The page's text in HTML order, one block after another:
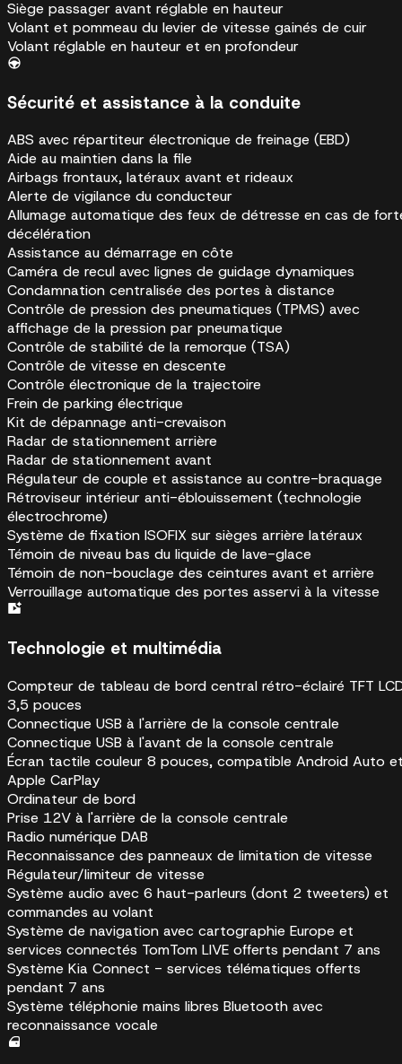
Siège passager avant réglable en hauteur
Volant et pommeau du levier de vitesse gainés de cuir
Volant réglable en hauteur et en profondeur
Sécurité et assistance à la conduite
ABS avec répartiteur électronique de freinage (EBD)
Aide au maintien dans la file
Airbags frontaux, latéraux avant et rideaux
Alerte de vigilance du conducteur
Allumage automatique des feux de détresse en cas de
décélération
Assistance au démarrage en côte
Caméra de recul avec lignes de guidage dynamiques
Condamnation centralisée des portes à distance
Contrôle de pression des pneumatiques (TPMS) avec
affichage de la pression par pneumatique
Contrôle de stabilité de la remorque (TSA)
Contrôle de vitesse en descente
Contrôle électronique de la trajectoire
Frein de parking électrique
Kit de dépannage anti-crevaison
Radar de stationnement arrière
Radar de stationnement avant
Régulateur de couple et assistance au contre-braquage
Rétroviseur intérieur anti-éblouissement (technologie
électrochrome)
Système de fixation ISOFIX sur sièges arrière latéraux
Témoin de niveau bas du liquide de lave-glace
Témoin de non-bouclage des ceintures avant et arrière
Verrouillage automatique des portes asservi à la vitesse
Technologie et multimédia
Compteur de tableau de bord central rétro-éclairé TFT
3,5 pouces
Connectique USB à l'arrière de la console centrale
Connectique USB à l'avant de la console centrale
Écran tactile couleur 8 pouces, compatible Android Auto
Apple CarPlay
Ordinateur de bord
Prise 12V à l'arrière de la console centrale
Radio numérique DAB
Reconnaissance des panneaux de limitation de vitesse
Régulateur/limiteur de vitesse
Système audio avec 6 haut-parleurs (dont 2 tweeters) et
commandes au volant
Système de navigation avec cartographie Europe et
services connectés TomTom LIVE offerts pendant 7 ans
Système Kia Connect - services télématiques offerts
pendant 7 ans
Système téléphonie mains libres Bluetooth avec
reconnaissance vocale